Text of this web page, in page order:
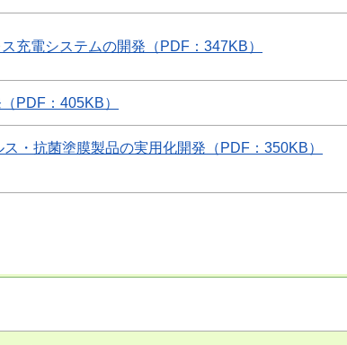
充電システムの開発（PDF：347KB）
PDF：405KB）
・抗菌塗膜製品の実用化開発（PDF：350KB）